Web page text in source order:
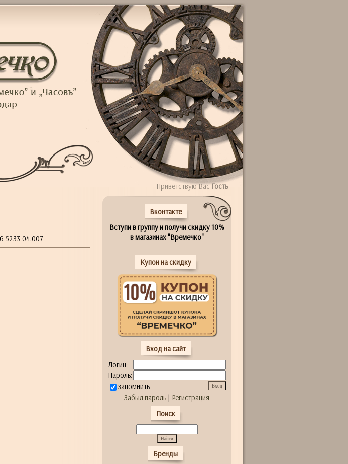
5233.04.007
Приветствую ВасГость
Вконтакте
Вступи в группу и получи скидку 10%
в магазинах "Времечко"
Купон на скидку
Вход на сайт
Логин:
Пароль:
запомнить
Забыл пароль | Регистрация
Поиск
Бренды